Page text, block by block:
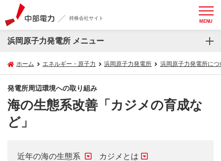
持株会社サイト MENU
浜岡原子力発電所 メニュー
ホーム エネルギー・原子力 浜岡原子力発電所 浜岡原子力発電所につ
発電所周辺環境への取り組み
海の生態系改善「カジメの育成な
ど」
近年の海の生態系
カジメとは